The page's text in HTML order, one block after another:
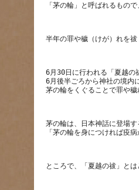
6月30日に行われる「夏越の
6月後半ごろから神社の境内
茅の輪は、日本神話に登場